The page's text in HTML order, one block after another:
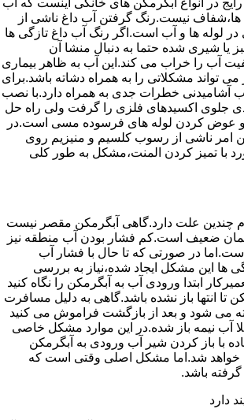
در انواع آبگرمکن های خانگی اینست که آب
ها،شفاف نیست.رنگ گرفتن آب داغ ناشی از
لوله ها و آب است.اگر رنگ آب داغ تازگی ها
یا شیری شده حتما به دنبال منشا آن
آب را خراب می کند.این آب به ظاهر بیماری
تواند مشکلاتی را به همراه دشاته باشد.برای
آشامیدنی خطرات جدی به همراه دارد.با نصب
جلوی اکسیدهای فلزی را گرفت ولی راه حل
و عوض کردن لوله های فرسوده مسی است.در
امر ناشی از رسوب کلسیم و منیزیم روی
با تمیز کردن المنت،مشکل به طور کلی
چندین علت دارد.گاهی آبگرمکن مقصر نیست
ضعیف است.کم فشار بودن آب منطقه نیز
در صورتی که تا حال با فشار آب
ها این مشکل ایجاد شده،نیاز به بررسی
ابتدا ورودی آب به آبگرمکن را نگاه کنید
تا انتها باز نشده باشد.گاهی به دلیل مسافرت
می شود و بعد از بازگشت فراموش می کنید
آب نیمه باز شده.در این موارد مشکل خاصی
با باز کردن شیر آب ورودی به آبگرمکن
خواهد شد.اما مشکل اصلی وقتی است که
باشد.